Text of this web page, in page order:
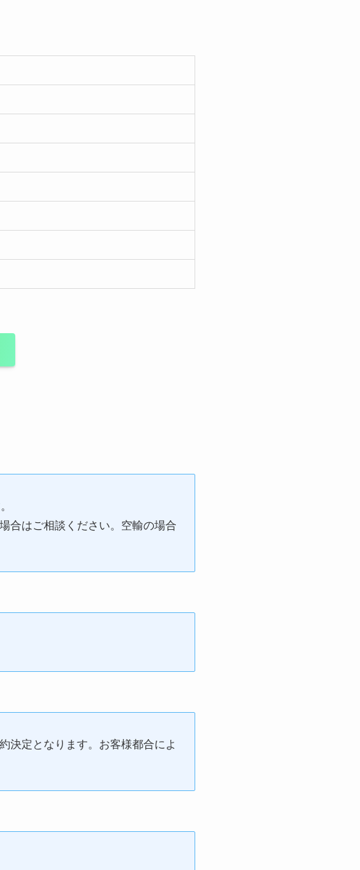
合はご相談ください。空輸の場合
決定となります。お客様都合によ